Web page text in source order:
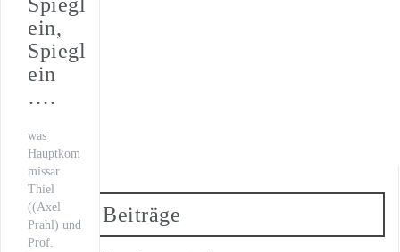
„Fritzie – Der Himmel muss warten“
ein,
Spiegl
ein
….
was
Hauptkom
missar
Thiel
((Axel
Prahl) und
Prof.
Neueste Beiträge